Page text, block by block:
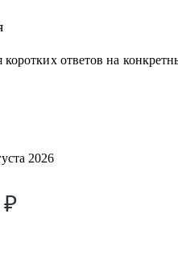
HR, юриспруденции.
свои сильные и слабые
"карьерный потолок",
коротких ответов на
2026
₽